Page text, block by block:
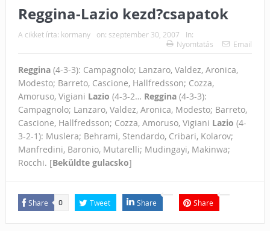
Reggina-Lazio kezd?csapatok
A cikket írta: kormany on: szeptember 30, 2007
In:
Nyomtatás
Email
Reggina(4-3-3): Campagnolo; Lanzaro, Valdez, Aronica,
Modesto; Barreto, Cascione, Hallfredsson; Cozza,
Amoruso, Vigiani Lazio (4-3-2… Reggina(4-3-3):
Campagnolo; Lanzaro, Valdez, Aronica, Modesto; Barreto,
Cascione, Hallfredsson; Cozza, Amoruso, Vigiani Lazio (4-
3-2-1): Muslera; Behrami, Stendardo, Cribari, Kolarov;
Manfredini, Baronio, Mutarelli; Mudingayi, Makinwa;
Rocchi. [Beküldte gulacsko]
Share 0 Tweet Share Share